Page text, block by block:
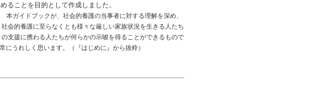
めることを目的として作成しました。
本ガイドブックが、社会的養護の当事者に対する理解を深め、
社会的養護に至らなくとも様々な厳しい家族状況を生きる人たち
の支援に携わる人たちが何らかの示唆を得ることができるもので
にうれしく思います。（『はじめに』から抜粋）